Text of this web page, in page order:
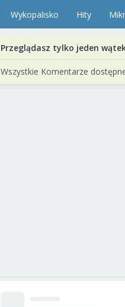
Wykopalisko Hity
Przeglądasz tylko jeden
Wszystkie Komentarze